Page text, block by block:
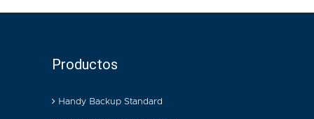
Productos
Handy Backup Standard